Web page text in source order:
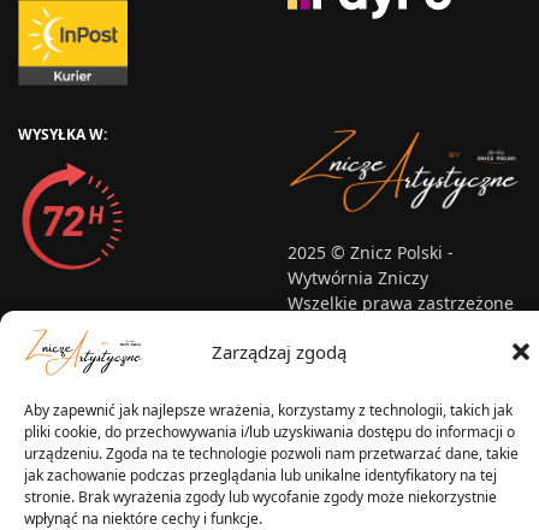
Zarządzaj zgodą
Aby zapewnić jak najlepsze wrażenia, korzystamy z technologii, takich jak
pliki cookie, do przechowywania i/lub uzyskiwania dostępu do informacji o
urządzeniu. Zgoda na te technologie pozwoli nam przetwarzać dane, takie
jak zachowanie podczas przeglądania lub unikalne identyfikatory na tej
stronie. Brak wyrażenia zgody lub wycofanie zgody może niekorzystnie
wpłynąć na niektóre cechy i funkcje.
WYSYŁKA W:
2025 © Znicz Polski -
Wytwórnia Zniczy
Wszelkie prawa zastrzeżone